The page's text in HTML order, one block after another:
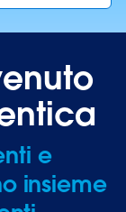
e
insieme